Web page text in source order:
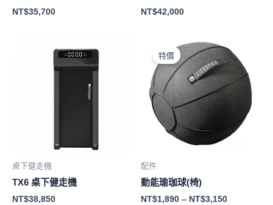
NT$35,700 NT$42,000
桌下健走機
TX6 桌下健走機
NT$38,850
特價
配件
動能瑜珈球(椅)
NT$1,890 – NT$3,150